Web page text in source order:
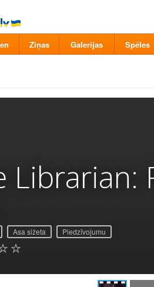
Ziņas Galerijas Spēles
Librarian:
Asa sižeta Piedzīvojumu